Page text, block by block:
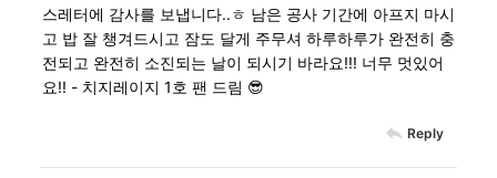
스레터에 감사를 보냅니다..ㅎ 남은 공사 기간에 아프지 마시
고 밥 잘 챙겨드시고 잠도 달게 주무셔 하루하루가 완전히 충
전되고 완전히 소진되는 날이 되시기 바라요!!! 너무 멋있어
요!! - 치지레이지 1호 팬 드림 😎
Reply